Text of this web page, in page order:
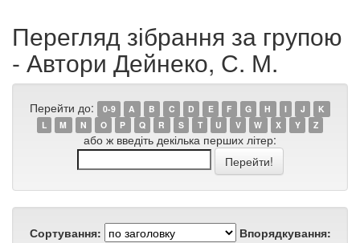
Перегляд зібрання за групою
- Автори Дейнеко, С. М.
Перейти до: 0-9 A B C D E F G H I J
K
L
M N O P Q R S T U V W X Y Z
або ж введіть декілька перших літер:
Сортування:
Впорядкування: